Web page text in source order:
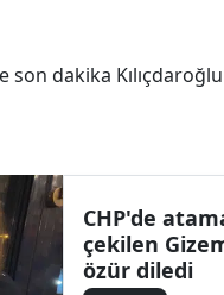
son dakika
CHP'de
çekilen
özür diledi